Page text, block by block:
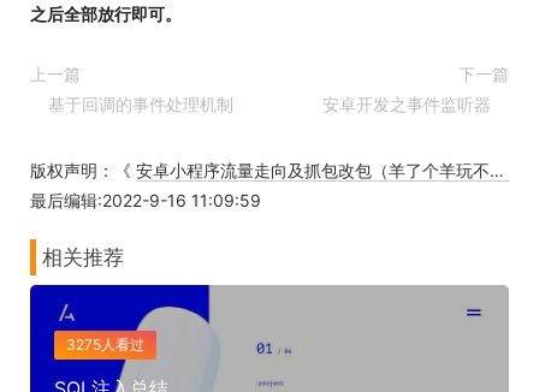
之后全部放行即可。
上一篇
基于回调的事件处理机制
下一篇
安卓开发之事件监听器
版权声明：《 安卓小程序流量走向及抓包改包（羊了个羊玩不起）
最后编辑:2022-9-16 11:09:59
相关推荐
3275人看过